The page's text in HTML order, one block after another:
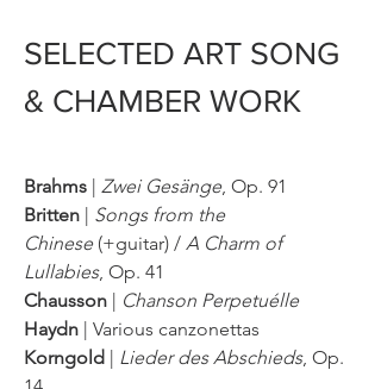
SELECTED ART SONG
& CHAMBER WORK
Brahms | Zwei Gesänge, Op. 91
Britten | Songs from the
Chinese (+guitar) / A Charm of
Lullabies, Op. 41
Chausson | Chanson Perpetuélle
Haydn | Various canzonettas
Korngold | Lieder des Abschieds, Op.